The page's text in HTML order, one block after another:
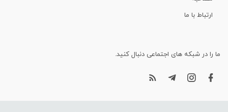
ارتباط با ما
ما را در شبکه های اجتماعی دنبال کنید.